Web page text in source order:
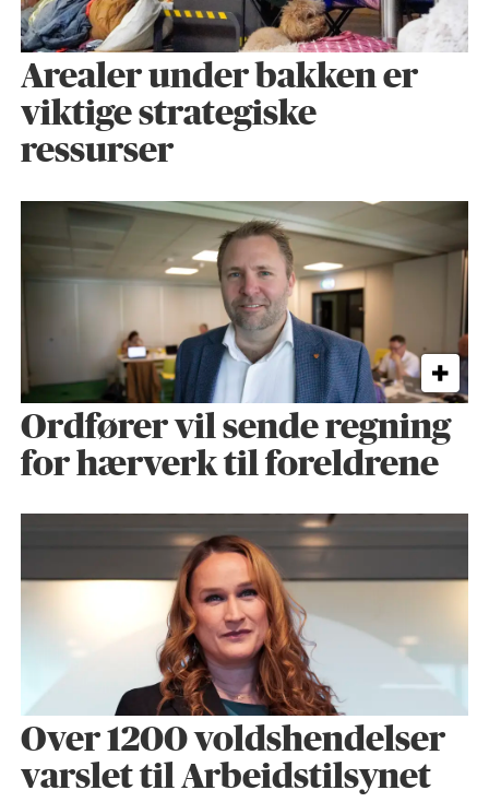
Arealer under bakken er
viktige strategiske
ressurser
Ordfører vil sende regning
for hærverk til foreldrene
Over 1200 voldshendelser
varslet til Arbeidstilsynet